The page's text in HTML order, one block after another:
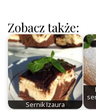
Zobacz także:
Sernik Izaura